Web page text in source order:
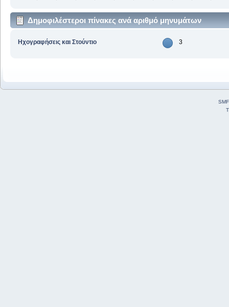
Δημοφιλέστεροι πίνακες ανά αριθμό μηνυμάτων
Ηχογραφήσεις και Στούντιο 3